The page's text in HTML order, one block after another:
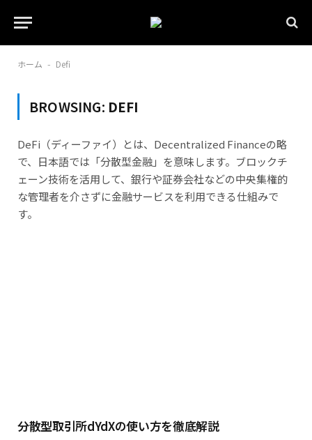
ホーム - Defi
BROWSING: DEFI
DeFi（ディーファイ）とは、Decentralized Financeの略
で、日本語では「分散型金融」を意味します。ブロックチ
ェーン技術を活用して、銀行や証券会社などの中央集権的
な管理者を介さずに金融サービスを利用できる仕組みで
す。
分散型取引所dYdXの使い方を徹底解説